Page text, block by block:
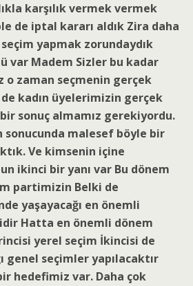
karşılık vermek vermek
de iptal kararı aldık Zira daha
yapmak zorundaydık
var Madem Sizler bu kadar
o zaman seçmenin gerçek
kadın üyelerimizin gerçek
sonuç almamız gerekiyordu.
sonucunda malesef böyle bir
Ve kimsenin içine
ikinci bir yanı var Bu dönem
partimizin Belki de
yaşayacağı en önemli
Hatta en önemli dönem
yerel seçim İkincisi de
genel seçimler yapılacaktır
hedefimiz var. Daha çok